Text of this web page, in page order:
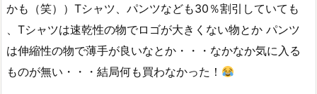
かも（笑））Tシャツ、パンツなども30％割引していても
、Tシャツは速乾性の物でロゴが大きくない物とか パンツ
は伸縮性の物で薄手が良いなとか・・・なかなか気に入る
ものが無い・・・結局何も買わなかった！